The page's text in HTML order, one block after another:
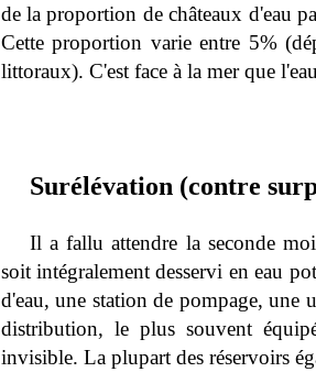
de la proportion de châteaux d'eau
Cette proportion varie entre 5%
littoraux). C'est face à la mer que
Surélévation (contre
Il a fallu attendre la seconde
soit intégralement desservi en eau
d'eau, une station de pompage, une
distribution, le plus souvent
invisible. La plupart des réservoirs